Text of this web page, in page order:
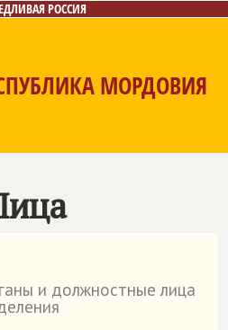
РОССИЯ
МОРДОВИЯ
и должностные лица